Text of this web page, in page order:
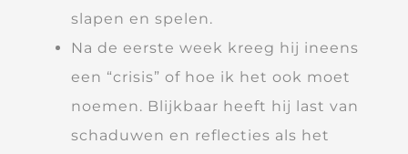
slapen en spelen.
Na de eerste week kreeg hij ineens
een “crisis” of hoe ik het ook moet
noemen. Blijkbaar heeft hij last van
schaduwen en reflecties als het